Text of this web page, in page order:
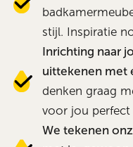
stijl. Inspiratie
Inrichting naar
uittekenen met
denken graag
voor jou
We tekenen